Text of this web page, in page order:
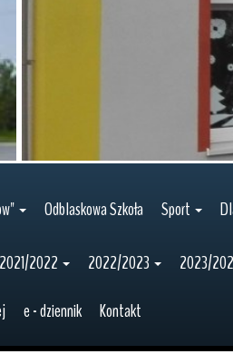
Odblaskowa Szkoła Sport
2021/2022 2022/2023 2023/
e - dziennik Kontakt